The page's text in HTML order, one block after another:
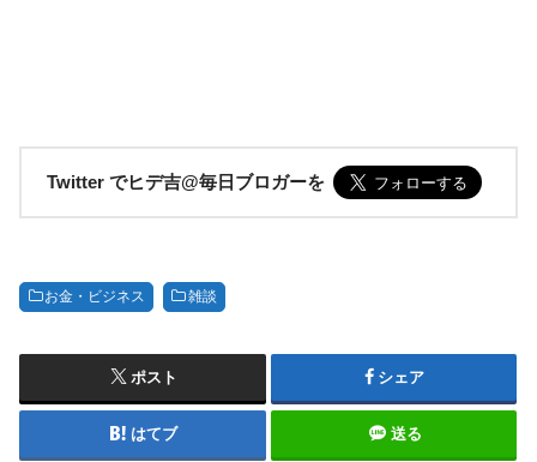
Twitter でヒデ吉@毎日ブロガーを
お金・ビジネス 雑談
ポスト シェア
はてブ 送る